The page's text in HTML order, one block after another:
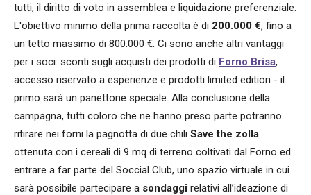
tutti, il diritto di voto in assemblea e liquidazione preferenziale.
L'obiettivo minimo della prima raccolta è di 200.000 €, fino a
un tetto massimo di 800.000 €. Ci sono anche altri vantaggi
per i soci: sconti sugli acquisti dei prodotti di Forno Brisa,
accesso riservato a esperienze e prodotti limited edition - il
primo sarà un panettone speciale. Alla conclusione della
campagna, tutti coloro che ne hanno preso parte potranno
ritirare nei forni la pagnotta di due chili Save the zolla
ottenuta con i cereali di 9 mq di terreno coltivati dal Forno ed
entrare a far parte del Soccial Club, uno spazio virtuale in cui
sarà possibile partecipare a sondaggi relativi all’ideazione di